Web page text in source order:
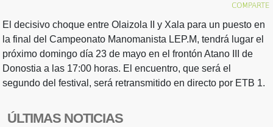
El decisivo choque entre Olaizola II y Xala para un puesto en
la final del Campeonato Manomanista LEP.M, tendrá lugar el
próximo domingo día 23 de mayo en el frontón Atano III de
Donostia a las 17:00 horas. El encuentro, que será el
segundo del festival, será retransmitido en directo por ETB 1.
ÚLTIMAS NOTICIAS